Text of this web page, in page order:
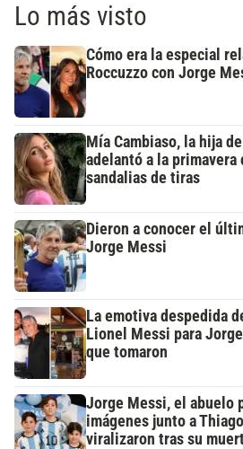
Lo más visto
Cómo era la especial
Roccuzzo con Jorge
Mía Cambiaso, la hija
adelantó a la
sandalias de tiras
Dieron a conocer el
Jorge Messi
La emotiva despedida
Lionel Messi para
que tomaron
Jorge Messi, el abuelo
imágenes junto a
viralizaron tras su